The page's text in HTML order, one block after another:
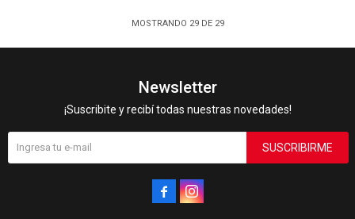
MOSTRANDO 29DE 29
Newsletter
¡Suscribite y recibí todas nuestras novedades!
SUSCRIBIRME
 